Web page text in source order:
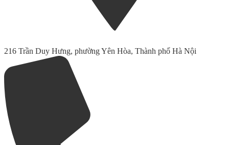
216 Trần Duy Hưng, phường Yên Hòa, Thành phố Hà Nội